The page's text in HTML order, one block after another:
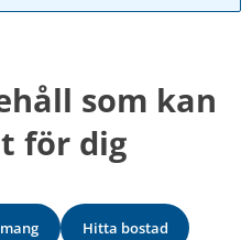
som kan
för dig
Hitta bostad